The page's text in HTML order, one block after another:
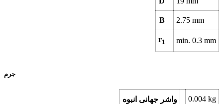
B 2.75 mm
r1 min. 0.3 mm
جرم
واشر جهانی انبوه 0.004 kg